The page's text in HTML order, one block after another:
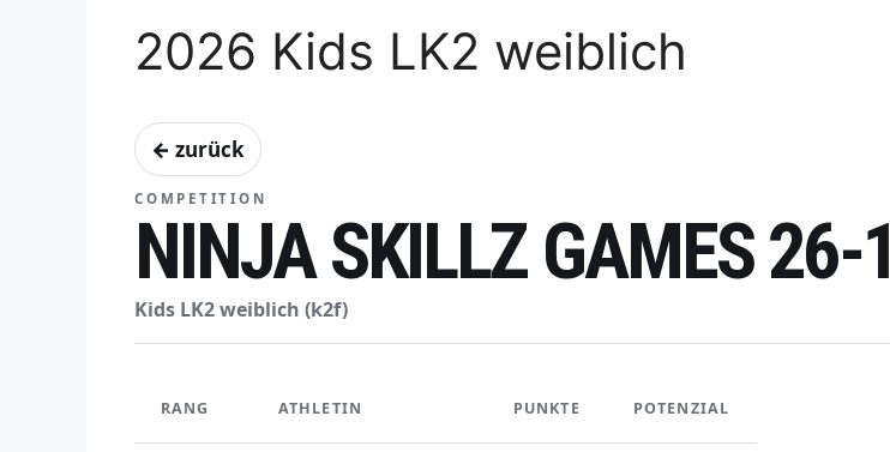
2026 Kids LK2 weiblich
← zurück
COMPETITION
NINJA SKILLZ GAMES 26-1
Kids LK2 weiblich (k2f)
RANG ATHLETIN PUNKTE POTENZIAL